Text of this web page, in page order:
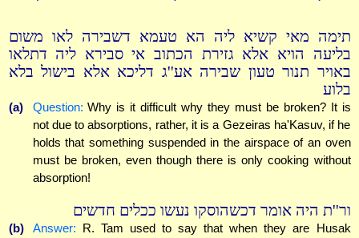
תימה מאי קשיא ליה הא טעמא דשבירה לאו משום
בליעה הויא אלא גזירת הכתוב אי סבירא ליה דתלאו
באויר תנור טעון שבירה אע''ג דליכא אלא בישול בלא
בלוע
(a) Question: Why is it difficult why they must be broken? It is
not due to absorptions, rather, it is a Gezeiras ha'Kasuv, if he
holds that something suspended in the airspace of an oven
must be broken, even though there is only cooking without
absorption!
ור''ת היה אומר דכשהוסקו נעשו ככלים חדשים
(b) Answer: R. Tam used to say that when they are Husak